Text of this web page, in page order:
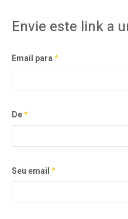
Envie este link a
Email para*
De*
Seu email*